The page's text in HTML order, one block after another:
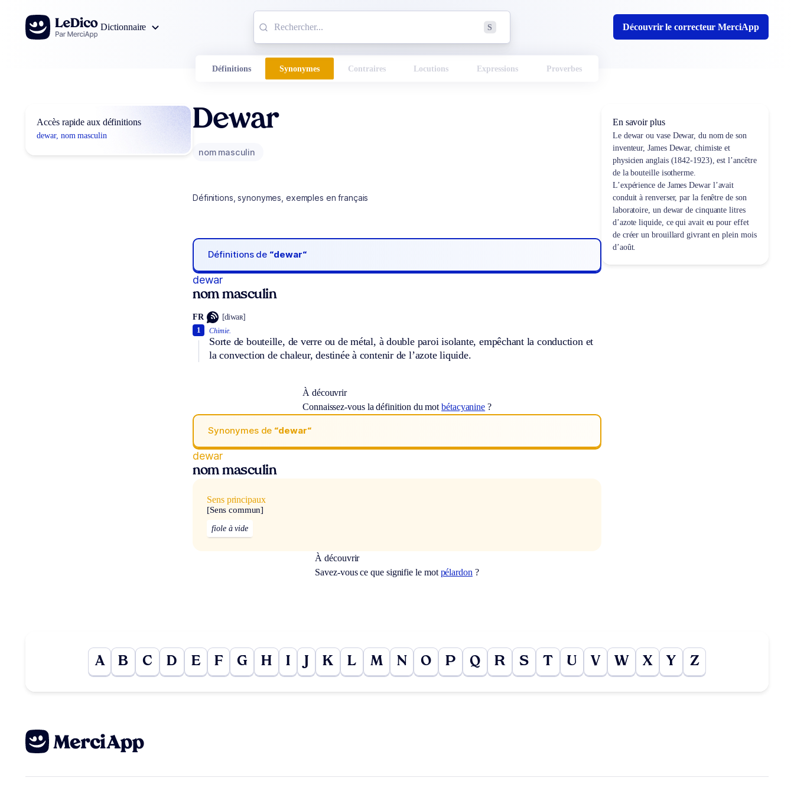
Aller au contenu
Dictionnaire
S Découvrir le correcteur MerciApp
Définitions Synonymes Contraires Locutions Expressions Proverbes
Accès rapide aux définitions
dewar, nom masculin
Dewar
nom masculin
Définitions, synonymes, exemples en français
Définitions de “dewar“
dewar
nom masculin
FR [diwaʀ]
Chimie.
Sorte de bouteille, de verre ou de métal, à double paroi isolante, empêchant la conduction et
la convection de chaleur, destinée à contenir de l’azote liquide.
1
À découvrir
Connaissez-vous la définition du motbétacyanine ?
Synonymes de “dewar“
dewar
nom masculin
Sens principaux
[Sens commun]
fiole à vide
À découvrir
Savez-vous ce que signifie le mot pélardon ?
En savoir plus
Le dewar ou vase Dewar, du nom de son
inventeur, James Dewar, chimiste et
physicien anglais (1842-1923), est l’ancêtre
de la bouteille isotherme.
L’expérience de James Dewar l’avait
conduit à renverser, par la fenêtre de son
laboratoire, un dewar de cinquante litres
d’azote liquide, ce qui avait eu pour effet
de créer un brouillard givrant en plein mois
d’août.
A B C D E F G H I J K L M N O P Q R S T U V W X Y Z